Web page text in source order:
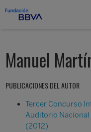
Manuel
PUBLICACIONES DEL AUTOR
Tercer Concurso
Auditorio Nacional
(2012)